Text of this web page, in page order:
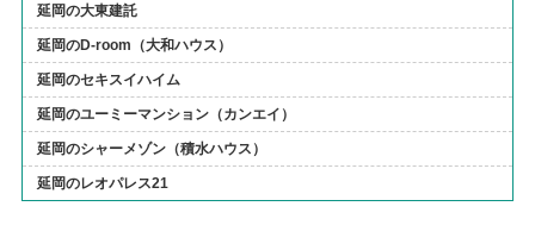
延岡の大東建託
延岡のD-room（大和ハウス）
延岡のセキスイハイム
延岡のユーミーマンション（カンエイ）
延岡のシャーメゾン（積水ハウス）
延岡のレオパレス21